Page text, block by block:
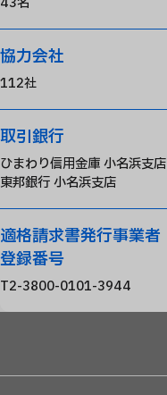
協力会社
112社
取引銀行
ひまわり信用金庫 小名浜支店
東邦銀行 小名浜支店
適格請求書発行事業者
登録番号
T2-3800-0101-3944